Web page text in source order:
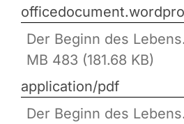
Der Beginn des
MB 483 (181.68 KB)
application/pdf
Der Beginn des Lebens.